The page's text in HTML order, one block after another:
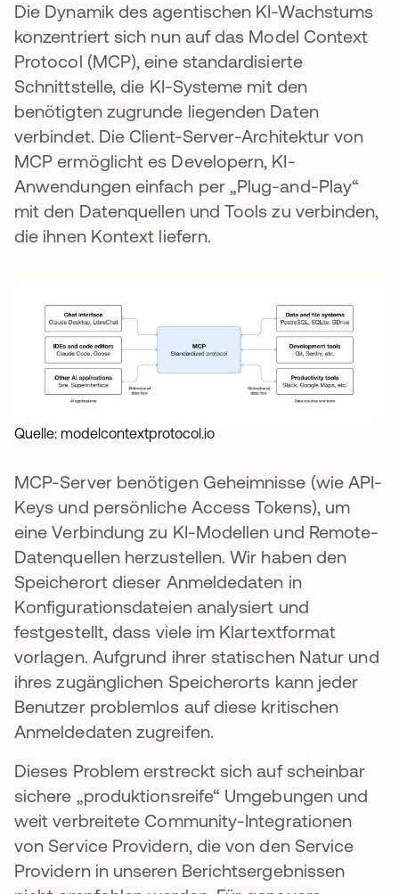
Die Dynamik des agentischen KI-Wachstums
konzentriert sich nun auf das Model Context
Protocol (MCP), eine standardisierte
Schnittstelle, die KI-Systeme mit den
benötigten zugrunde liegenden Daten
verbindet. Die Client-Server-Architektur von
MCP ermöglicht es Developern, KI-
Anwendungen einfach per „Plug-and-Play“
mit den Datenquellen und Tools zu verbinden,
die ihnen Kontext liefern.
Quelle: modelcontextprotocol.io
MCP-Server benötigen Geheimnisse (wie API-
Keys und persönliche Access Tokens), um
eine Verbindung zu KI-Modellen und Remote-
Datenquellen herzustellen. Wir haben den
Speicherort dieser Anmeldedaten in
Konfigurationsdateien analysiert und
festgestellt, dass viele im Klartextformat
vorlagen. Aufgrund ihrer statischen Natur und
ihres zugänglichen Speicherorts kann jeder
Benutzer problemlos auf diese kritischen
Anmeldedaten zugreifen.
Dieses Problem erstreckt sich auf scheinbar
sichere „produktionsreife“ Umgebungen und
weit verbreitete Community-Integrationen
von Service Providern, die von den Service
Providern in unseren Berichtsergebnissen